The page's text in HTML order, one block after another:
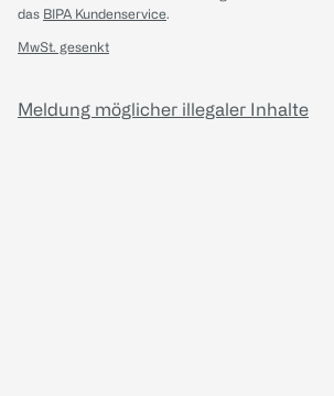
das BIPA Kundenservice.
MwSt. gesenkt
Meldung möglicher illegaler Inhalte